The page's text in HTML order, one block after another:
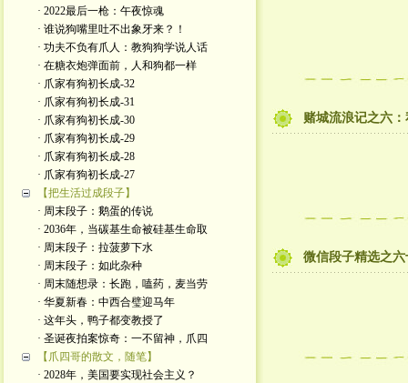
· 2022最后一枪：午夜惊魂
· 谁说狗嘴里吐不出象牙来？！
· 功夫不负有爪人：教狗狗学说人话
· 在糖衣炮弹面前，人和狗都一样
· 爪家有狗初长成-32
· 爪家有狗初长成-31
· 爪家有狗初长成-30
· 爪家有狗初长成-29
· 爪家有狗初长成-28
· 爪家有狗初长成-27
【把生活过成段子】
· 周末段子：鹅蛋的传说
· 2036年，当碳基生命被硅基生命取
· 周末段子：拉菠萝下水
· 周末段子：如此杂种
· 周末随想录：长跑，嗑药，麦当劳
· 华夏新春：中西合璧迎马年
· 这年头，鸭子都变教授了
· 圣诞夜拍案惊奇：一不留神，爪四
【爪四哥的散文，随笔】
· 2028年，美国要实现社会主义？
赌城流浪记之六
微信段子精选之